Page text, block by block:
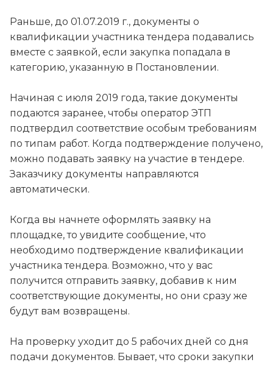
Раньше, до 01.07.2019 г., документы о
квалификации участника тендера подавались
вместе с заявкой, если закупка попадала в
категорию, указанную в Постановлении.
Начиная с июля 2019 года, такие документы
подаются заранее, чтобы оператор ЭТП
подтвердил соответствие особым требованиям
по типам работ. Когда подтверждение получено,
можно подавать заявку на участие в тендере.
Заказчику документы направляются
автоматически.
Когда вы начнете оформлять заявку на
площадке, то увидите сообщение, что
необходимо подтверждение квалификации
участника тендера. Возможно, что у вас
получится отправить заявку, добавив к ним
соответствующие документы, но они сразу же
будут вам возвращены.
На проверку уходит до 5 рабочих дней со дня
подачи документов. Бывает, что сроки закупки